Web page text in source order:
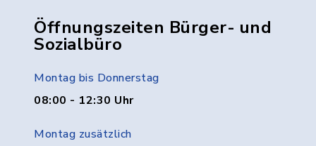
Öffnungszeiten Bürger- und
Sozialbüro
Montag bis Donnerstag
08:00 - 12:30 Uhr
Montag zusätzlich